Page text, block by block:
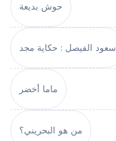
حوش بديعة
سعود الفيصل : حكاية مجد
ماما أخضر
من هو البحريني؟